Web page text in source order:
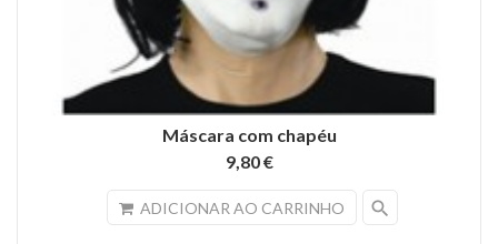
Máscara com chapéu
9,80 €
ADICIONAR AO CARRINHO search